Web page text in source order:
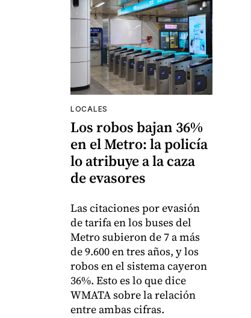
LOCALES
Los robos bajan 36%
en el Metro: la policía
lo atribuye a la caza
de evasores
Las citaciones por evasión
de tarifa en los buses del
Metro subieron de 7 a más
de 9.600 en tres años, y los
robos en el sistema cayeron
36%. Esto es lo que dice
WMATA sobre la relación
entre ambas cifras.